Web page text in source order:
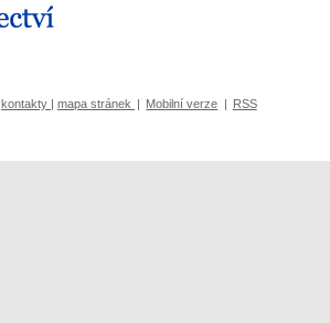
kontakty | mapa stránek | Mobilní verze | RSS